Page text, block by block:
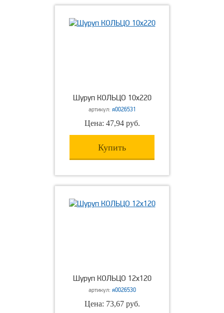
Шуруп КОЛЬЦО 10х220
артикул: я0026531
Цена: 47,94 руб.
Купить
Шуруп КОЛЬЦО 12х120
артикул: я0026530
Цена: 73,67 руб.